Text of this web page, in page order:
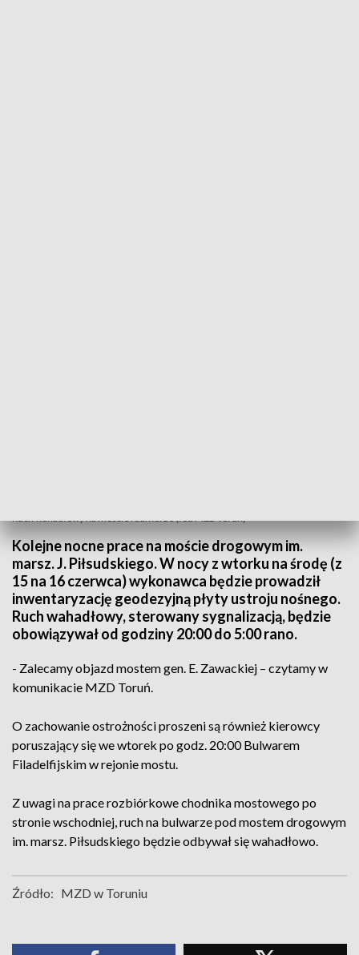
Ruch wahadłowy na moście i bulwarze (fot. MZD Toruń)
Kolejne nocne prace na moście drogowym im.
marsz. J. Piłsudskiego. W nocy z wtorku na środę (z
15 na 16 czerwca) wykonawca będzie prowadził
inwentaryzację geodezyjną płyty ustroju nośnego.
Ruch wahadłowy, sterowany sygnalizacją, będzie
obowiązywał od godziny 20:00 do 5:00 rano.
- Zalecamy objazd mostem gen. E. Zawackiej – czytamy w
komunikacie MZD Toruń.
O zachowanie ostrożności proszeni są również kierowcy
poruszający się we wtorek po godz. 20:00 Bulwarem
Filadelfijskim w rejonie mostu.
Z uwagi na prace rozbiórkowe chodnika mostowego po
stronie wschodniej, ruch na bulwarze pod mostem drogowym
im. marsz. Piłsudskiego będzie odbywał się wahadłowo.
Źródło: MZD w Toruniu